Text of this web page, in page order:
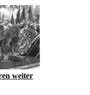
weiter